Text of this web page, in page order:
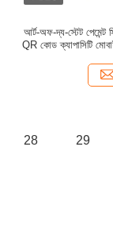
আর্ট-অফ-দ্য-স্টেট পেমেন্ট
QR কোড ক্যাপাসিটি
28 29